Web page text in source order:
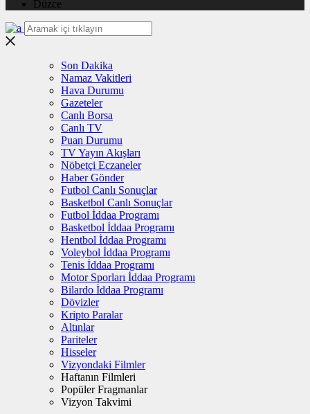
Düzce
Son Dakika
Namaz Vakitleri
Hava Durumu
Gazeteler
Canlı Borsa
Canlı TV
Puan Durumu
TV Yayın Akışları
Nöbetçi Eczaneler
Haber Gönder
Futbol Canlı Sonuçlar
Basketbol Canlı Sonuçlar
Futbol İddaa Programı
Basketbol İddaa Programı
Hentbol İddaa Programı
Voleybol İddaa Programı
Tenis İddaa Programı
Motor Sporları İddaa Programı
Bilardo İddaa Programı
Dövizler
Kripto Paralar
Altınlar
Pariteler
Hisseler
Vizyondaki Filmler
Haftanın Filmleri
Popüler Fragmanlar
Vizyon Takvimi